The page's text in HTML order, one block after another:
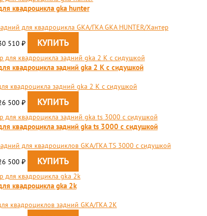
квадроцикла gka hunter
для квадроцикла GKA/ГКА GKA HUNTER/Хантер
510 ₽
квадроцикла задний gka 2 K с сидушкой
квадроцикла задний gka 2 K с сидушкой
500 ₽
квадроцикла задний gka ts 3000 с сидушкой
для квадроциклов GKA/ГКА TS 3000 с сидушкой
500 ₽
квадроцикла gka 2k
квадроциклов задний GKA/ГКА 2K